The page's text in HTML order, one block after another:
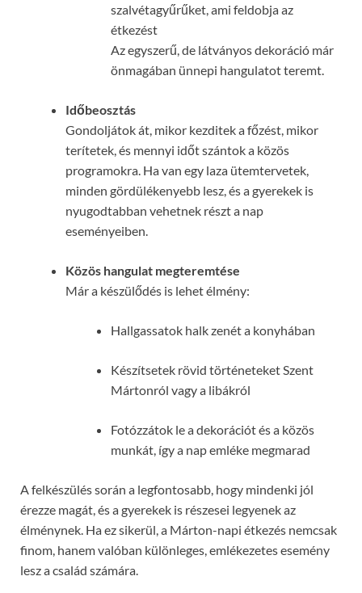
szalvétagyűrűket, ami feldobja az
étkezést
Az egyszerű, de látványos dekoráció már
önmagában ünnepi hangulatot teremt.
Időbeosztás
Gondoljátok át, mikor kezditek a főzést, mikor
terítetek, és mennyi időt szántok a közös
programokra. Ha van egy laza ütemtervetek,
minden gördülékenyebb lesz, és a gyerekek is
nyugodtabban vehetnek részt a nap
eseményeiben.
Közös hangulat megteremtése
Már a készülődés is lehet élmény:
Hallgassatok halk zenét a konyhában
Készítsetek rövid történeteket Szent
Mártonról vagy a libákról
Fotózzátok le a dekorációt és a közös
munkát, így a nap emléke megmarad
A felkészülés során a legfontosabb, hogy mindenki jól
érezze magát, és a gyerekek is részesei legyenek az
élménynek. Ha ez sikerül, a Márton-napi étkezés nemcsak
finom, hanem valóban különleges, emlékezetes esemény
lesz a család számára.